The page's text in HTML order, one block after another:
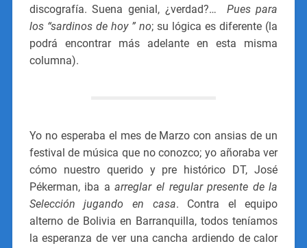
discografía. Suena genial, ¿verdad?… Pues para
los “sardinos de hoy ” no; su lógica es diferente (la
podrá encontrar más adelante en esta misma
columna).
Yo no esperaba el mes de Marzo con ansias de un
festival de música que no conozco; yo añoraba ver
cómo nuestro querido y pre histórico DT, José
Pékerman, iba aarreglar el regular presente de la
Selección jugando en casa. Contra el equipo
alterno de Bolivia en Barranquilla, todos teníamos
la esperanza de ver una cancha ardiendo de calor